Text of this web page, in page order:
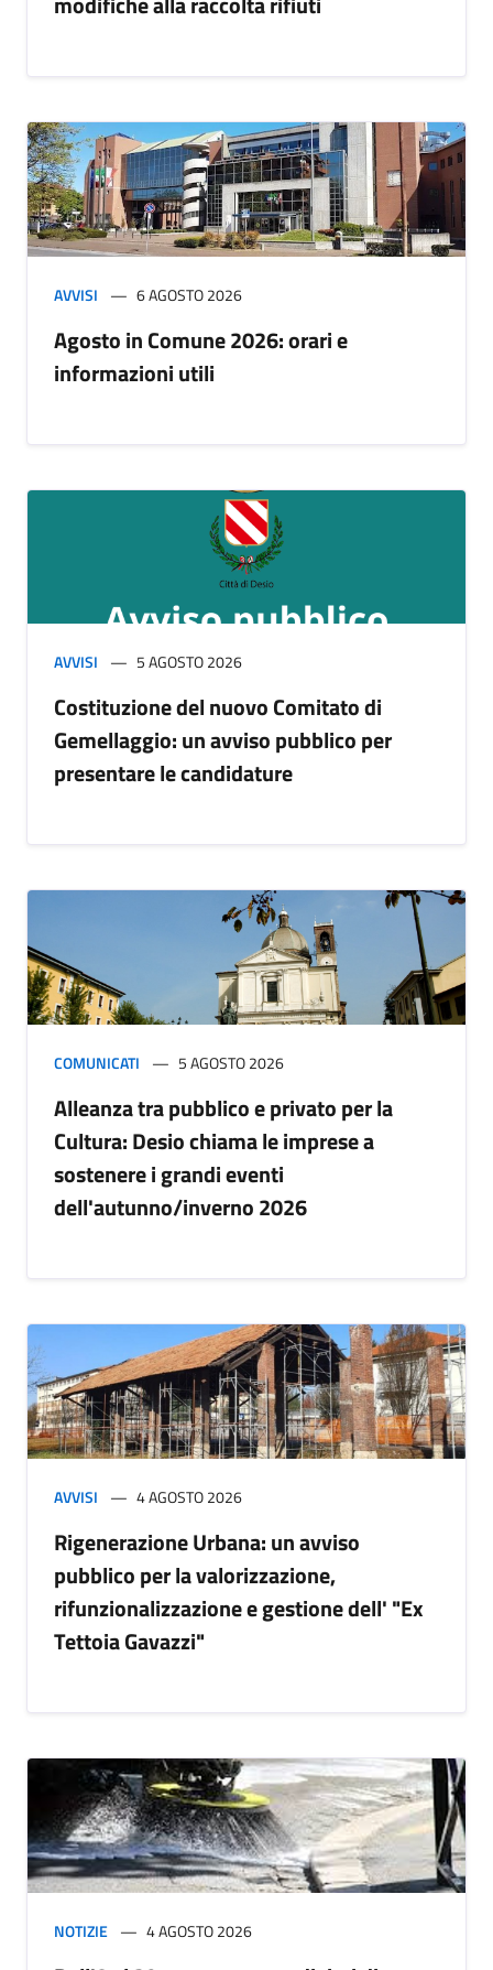
AVVISI 6 AGOSTO 2026
Agosto in Comune 2026: orari e
informazioni utili
AVVISI 5 AGOSTO 2026
Costituzione del nuovo Comitato di
Gemellaggio: un avviso pubblico per
presentare le candidature
COMUNICATI 5 AGOSTO 2026
Alleanza tra pubblico e privato per la
Cultura: Desio chiama le imprese a
sostenere i grandi eventi
dell'autunno/inverno 2026
AVVISI 4 AGOSTO 2026
Rigenerazione Urbana: un avviso
pubblico per la valorizzazione,
rifunzionalizzazione e gestione dell' "Ex
Tettoia Gavazzi"
NOTIZIE 4 AGOSTO 2026